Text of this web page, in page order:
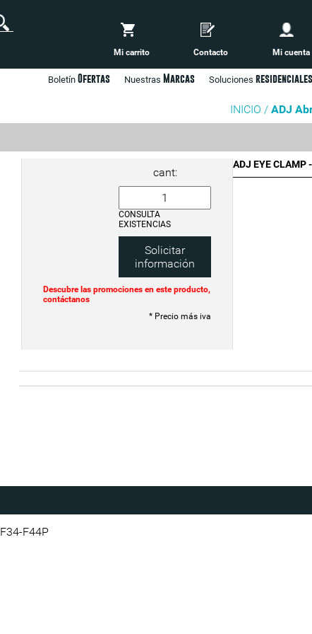
Mi carrito Contacto Mi cuenta
Soluciones residenciales
Nuestras Marcas
Boletín Ofertas
INICIO / ADJ
ADJ EYE
cant:
CONSULTA
EXISTENCIAS
Solicitar
información
Descubre las promociones en este producto,
contáctanos
* Precio más iva
F44P